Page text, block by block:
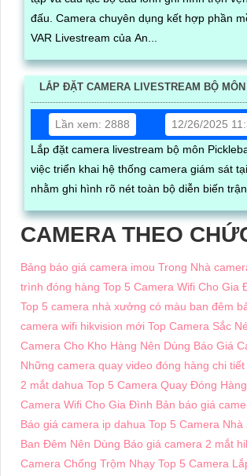
đấu. Camera chuyên dụng kết hợp phần
VAR Livestream của An...
LẮP ĐẶT CAMERA LIVESTREAM BỘ
Lần xem: 2888
12/26/2025
Lắp đặt camera livestream bộ môn
việc triển khai hệ thống camera giám sát
nhằm ghi hình rõ nét toàn bộ diễn biến
CAMERA THEO
Bảng báo giá camera imou Trong Nhà
trình đóng hàng Top 5 Camera Wifi Cho Gia
Top 5 camera nhà xưởng có màu ban đêm
camera wifi hikvision mới Top Camera Sắc
Camera Cho Kho Hàng Nên Dùng Báo Giá
Những camera quay video đóng hàng chi tiết
2 mắt dahua Top 5 Camera Quay Đóng
Camera Wifi Cho Gia Đình Bản báo giá
Báo giá camera ip dahua Top 5 Camera
Ban Đêm Nên Dùng Báo giá camera 2 mắt
Camera Chống Trộm Nhạy Top 5 Camera